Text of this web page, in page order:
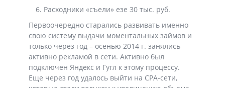
Расходники «съели» езе 30 тыс. руб.
Первоочередно старались развивать именно
свою систему выдачи моментальных займов и
только через год – осенью 2014 г. занялись
активно рекламой в сети. Активно был
подключен Яндекс и Гугл к этому процессу.
Еще через год удалось выйти на СРА-сети,